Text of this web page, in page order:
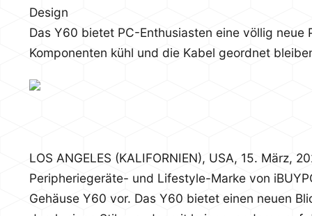
Design
Das Y60 bietet PC-Enthusiasten eine völlig
Komponenten kühl und die Kabel geordnet
LOS ANGELES (KALIFORNIEN), USA, 15. März,
Peripheriegeräte- und Lifestyle-Marke von
Gehäuse Y60 vor. Das Y60 bietet einen neuen